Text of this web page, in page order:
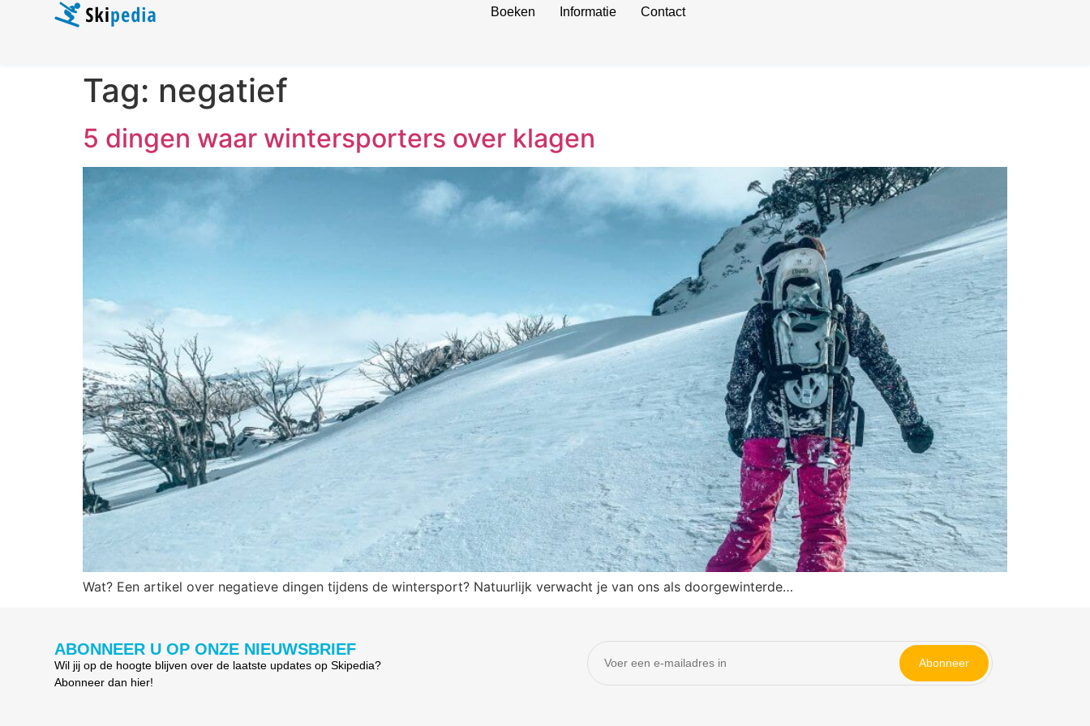
Boeken Informatie Contact
Tag: negatief
5 dingen waar wintersporters over klagen
Wat? Een artikel over negatieve dingen tijdens de wintersport? Natuurlijk verwacht je van ons als doorgewinterde…
ABONNEER U OP ONZE NIEUWSBRIEF
Wil jij op de hoogte blijven over de laatste updates op Skipedia?
Abonneer dan hier!
Abonneer